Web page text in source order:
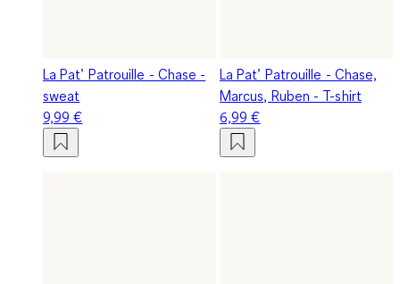
La Pat’ Patrouille - Chase -
sweat
9,99 €
La Pat’ Patrouille - Chase,
Marcus, Ruben - T-shirt
6,99 €